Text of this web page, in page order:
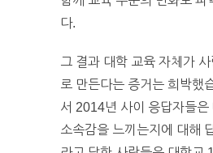
다.
그 결과 대학 교육 자체가
로 만든다는 증거는 희박했
서 2014년 사이 응답자들은
소속감을 느끼는지에 대해